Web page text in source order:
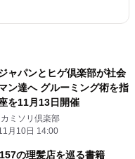
ャパンとヒゲ倶楽部が社会
ン達へ グルーミング術を指
を11月13日開催
ミソリ倶楽部
月10日 14:00
の理髪店を巡る書籍